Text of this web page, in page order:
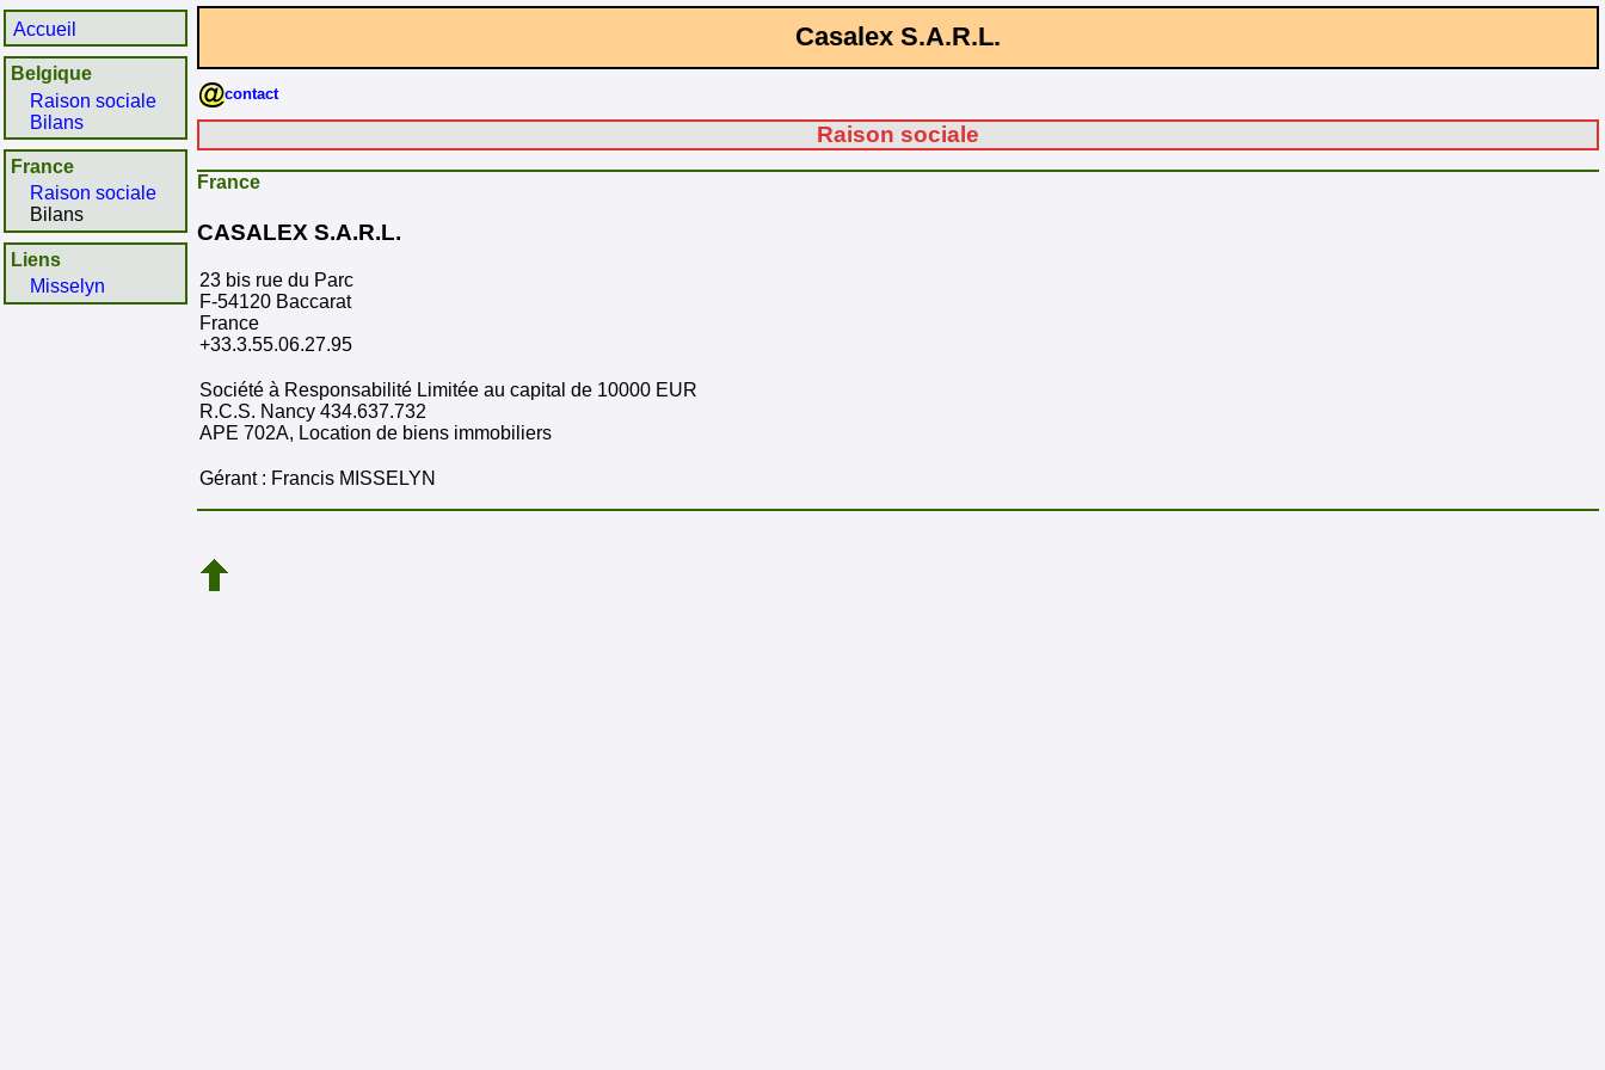
Casalex S.A.R.L.
contact
Raison sociale
France
CASALEX S.A.R.L.
23 bis rue du Parc
F-54120 Baccarat
France
+33.3.55.06.27.95
Société à Responsabilité Limitée au capital de 10000 EUR
R.C.S. Nancy 434.637.732
APE 702A, Location de biens immobiliers
Gérant : Francis MISSELYN
Accueil
Belgique
Raison sociale
Bilans
France
Raison sociale
Bilans
Liens
Misselyn